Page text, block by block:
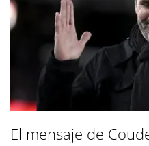
El mensaje de